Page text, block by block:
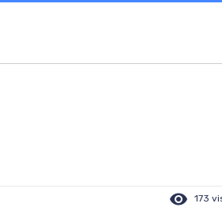
visibility 173